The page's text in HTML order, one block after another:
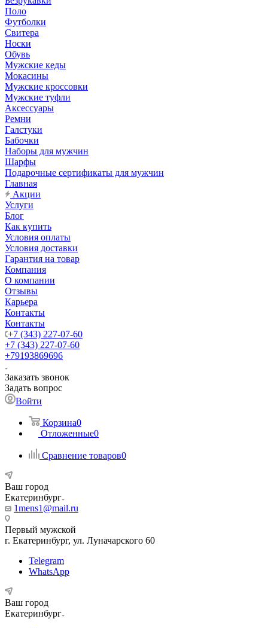
Поло
Футболки
Свитера
Носки
Обувь
Мужские кеды
Мокасины
Мужские кроссовки
Мужские туфли
Аксессуары
Ремни
Галстуки
Бабочки
Наборы для мужчин
Шарфы
Подарочные сертификаты для мужчин
Главная
Акции
Услуги
Блог
Как купить
Условия оплаты
Условия доставки
Гарантия на товар
Компания
О компании
Отзывы
Карьера
Контакты
Контакты
+7 (343) 227-07-60
+7 (343) 227-07-60
+79193869696
Заказать звонок
Задать вопрос
Войти
Корзина0
Отложенные0
Сравнение товаров0
Ваш город
Екатеринбург
1mens1@mail.ru
Первый мужской
г. Екатеринбург, ул. Луначарского 60
Telegram
WhatsApp
Ваш город
Екатеринбург